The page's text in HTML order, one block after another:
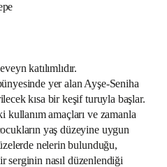
katılımlıdır.
yer alan Ayşe-Seniha
kısa bir keşif turuyla başlar.
kullanım amaçları ve zamanla
yaş düzeyine uygun
nelerin bulunduğu,
serginin nasıl düzenlendiği